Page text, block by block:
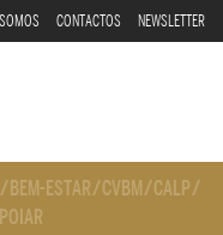
CONTACTOS NEWSLETTER
/ BEM-ESTAR/CVBM/CALP/